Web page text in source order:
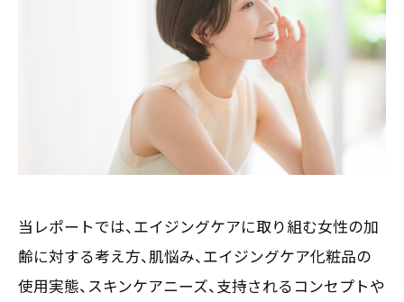
Mail form
06-6538-5358
［ 9:00-17:00 土日祝除く ］
TPCジャーナル
- エントリー一覧
- TPCでの働き方
／ 事業紹介
情報セキュリティ基本方針
コンプライアンス規程
プライバシーポリシー
当レポートでは、エイジングケアに取り組む女性の加
齢に対する考え方、肌悩み、エイジングケア化粧品の
使用実態、スキンケアニーズ、支持されるコンセプトや